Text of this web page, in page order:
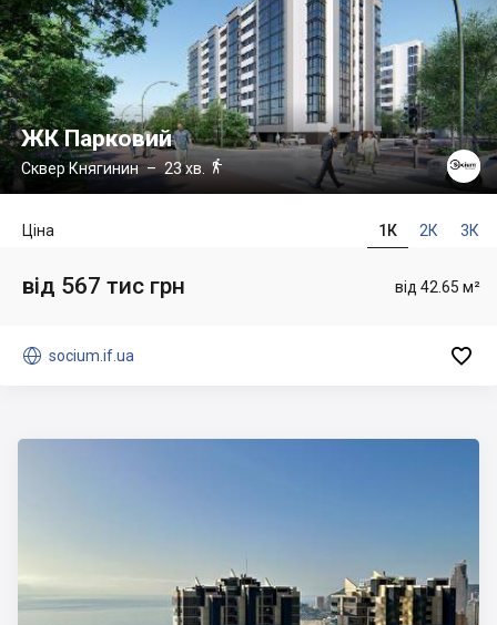
ЖК Парковий
Сквер Княгинин– 23 хв.
1К 2К 3К
Ціна
від 42.65 м²
від 567 тис грн
 socium.if.ua 